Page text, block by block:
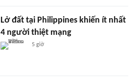
Lở đất tại Philippines khiến ít nhất
4 người thiệt mạng
5 giờ